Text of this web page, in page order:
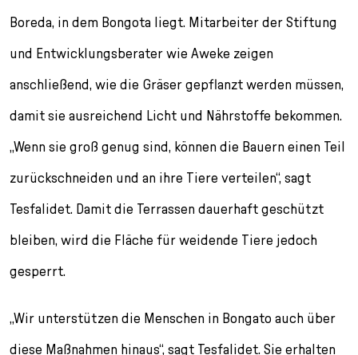
Boreda, in dem Bongota liegt. Mitarbeiter der Stiftung
und Entwicklungsberater wie Aweke zeigen
anschließend, wie die Gräser gepflanzt werden müssen,
damit sie ausreichend Licht und Nährstoffe bekommen.
„Wenn sie groß genug sind, können die Bauern einen Teil
zurückschneiden und an ihre Tiere verteilen“, sagt
Tesfalidet. Damit die Terrassen dauerhaft geschützt
bleiben, wird die Fläche für weidende Tiere jedoch
gesperrt.
„Wir unterstützen die Menschen in Bongato auch über
diese Maßnahmen hinaus“, sagt Tesfalidet. Sie erhalten